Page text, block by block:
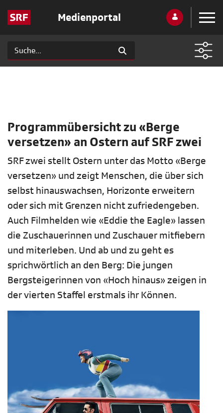
Medienportal
Programmübersicht zu «Berge
versetzen» an Ostern auf SRF zwei
SRF zwei stellt Ostern unter das Motto «Berge
versetzen» und zeigt Menschen, die über sich
selbst hinauswachsen, Horizonte erweitern
oder sich mit Grenzen nicht zufriedengeben.
Auch Filmhelden wie «Eddie the Eagle» lassen
die Zuschauerinnen und Zuschauer mitfiebern
und miterleben. Und ab und zu geht es
sprichwörtlich an den Berg: Die jungen
Bergsteigerinnen von «Hoch hinaus» zeigen in
der vierten Staffel erstmals ihr Können.